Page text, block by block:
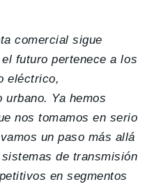
comercial sigue
futuro pertenece a los
eléctrico,
Ya hemos
nos tomamos en serio
un paso más allá
de transmisión
en segmentos